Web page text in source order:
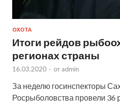
ОХОТА
Итоги рейдов
регионах страны
16.03.2020 - от admin
За неделю госинспекторы
Росрыболовства провели 36